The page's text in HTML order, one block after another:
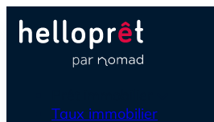
Taux immobilier